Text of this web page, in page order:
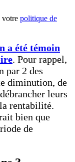
votre politique de
a été témoin
. Pour rappel,
par 2 des
diminution, de
leurs
rentabilité.
bien que
de